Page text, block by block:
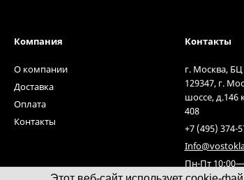
Компания
О компании
Доставка
Оплата
Контакты
Контакты
г. Москва,
129347, г.
шоссе, д.146
408
+7 (495) 374-
Пн-Пт